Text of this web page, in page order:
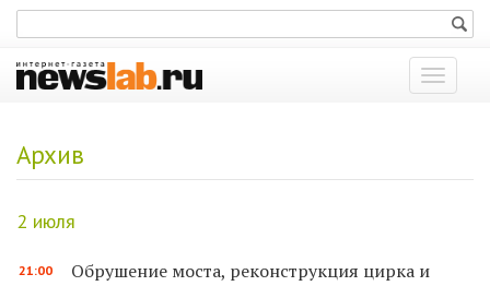
Показать
меню
Архив
2 июля
21:00
Обрушение моста, реконструкция цирка и